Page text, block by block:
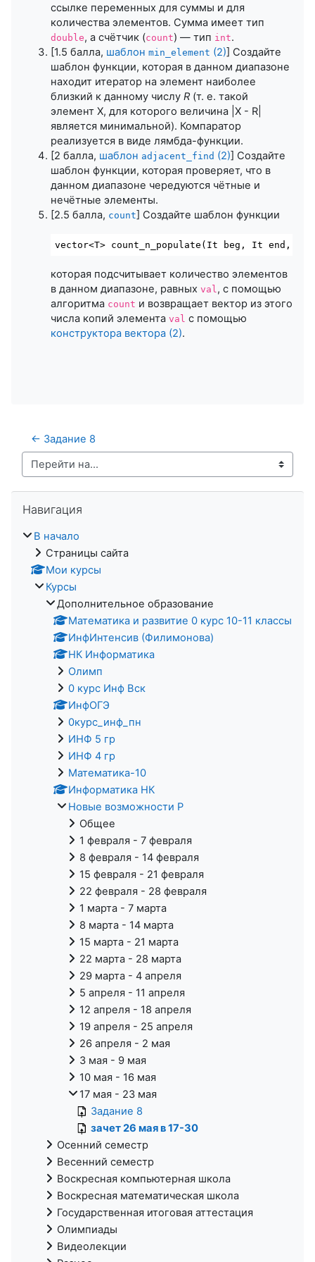
ссылке переменных для суммы и для
количества элементов. Сумма имеет тип
double, а счётчик (count) — тип int.
[1.5 балла, шаблон min_element (2)] Создайте
шаблон функции, которая в данном диапазоне
находит итератор на элемент наиболее
близкий к данному числу R (т. е. такой
элемент X, для которого величина |X - R|
является минимальной). Компаратор
реализуется в виде лямбда-функции.
[2 балла, шаблон adjacent_find (2)] Создайте
шаблон функции, которая проверяет, что в
данном диапазоне чередуются чётные и
нечётные элементы.
[2.5 балла, count] Создайте шаблон функции
vector<T> count_n_populate (It beg, It end , T
которая подсчитывает количество элементов
в данном диапазоне, равных val, с помощью
алгоритма count и возвращает вектор из этого
числа копий элемента val с помощью
конструктора вектора (2).
← Задание 8
Перейти на...
Навигация
В начало
Страницы сайта
Мои курсы
Курсы
Дополнительное образование
Математика и развитие 0 курс 10-11 классы
ИнфИнтенсив (Филимонова)
НК Информатика
Олимп
0 курс Инф Вск
ИнфОГЭ
0курс_инф_пн
ИНФ 5 гр
ИНФ 4 гр
Математика-10
Информатика НК
Новые возможности Р
Общее
1 февраля - 7 февраля
8 февраля - 14 февраля
15 февраля - 21 февраля
22 февраля - 28 февраля
1 марта - 7 марта
8 марта - 14 марта
15 марта - 21 марта
22 марта - 28 марта
29 марта - 4 апреля
5 апреля - 11 апреля
12 апреля - 18 апреля
19 апреля - 25 апреля
26 апреля - 2 мая
3 мая - 9 мая
10 мая - 16 мая
17 мая - 23 мая
Задание 8
зачет 26 мая в 17-30
Осенний семестр
Весенний семестр
Воскресная компьютерная школа
Воскресная математическая школа
Государственная итоговая аттестация
Олимпиады
Видеолекции